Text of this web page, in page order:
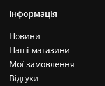
Інформація
Новини
Наші магазини
Мої замовлення
Відгуки